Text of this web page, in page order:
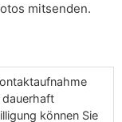
mitsenden.
dauerhaft
können Sie